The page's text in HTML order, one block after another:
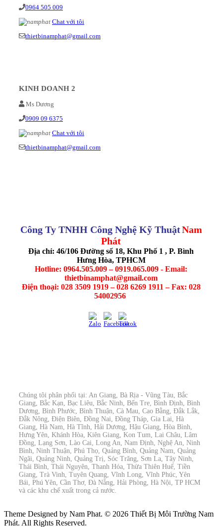
0964 505 009
Chat với tôi
thietbinamphat@gmail.com
KINH DOANH 2
Ms Dương
0909 09 6375
Chat với tôi
thietbinamphat@gmail.com
Công Ty TNHH Công Nghệ Kỹ ThuậtNam
Phát
Địa chỉ: 46/106 Đường số 18, Khu Phố 1 , P. Bình
Hưng Hòa, TPHCM
Hotline: 0964.505.009 – 0919.065.009 - Email:
thietbinamphat@gmail.com
Điện thoại: 028 3509 1919 – 028 6269 1911 – Fax: 028
54002956
Chúng tôi phân phối tại: An Giang, Bà Rịa - Vũng Tàu, Bắc
Giang, Bắc Kạn, Bạc Liêu, Bắc Ninh, Bến Tre, Bình Định, Bình
Dương, Bình Phước, Bình Thuận, Cà Mau, Cao Bằng, Đắk Lắk,
Đắk Nông, Điện Biên, Đồng Nai, Đồng Tháp, Gia Lai, Hà
Giang, Hà Nam, Hà Tĩnh, Hải Dương, Hậu Giang, Hòa Bình,
Hưng Yên, Khánh Hòa, Kiên Giang, Kon Tum, Lai Châu, Lâm
Đồng, Lạng Sơn, Lào Cai, Long An, Nam Định, Nghệ An, Ninh
Bình, Ninh Thuận, Phú Thọ, Quảng Bình, Quảng Nam, Quảng
Ngãi, Quảng Ninh, Quảng Trị, Sóc Trăng, Sơn La, Tây Ninh,
Thái Bình, Thái Nguyên, Thanh Hóa, Thừa Thiên Huế, Tiền
Giang, Trà Vinh, Tuyên Quang, Vĩnh Long, Vĩnh Phúc, Yên
Bái, Phú Yên, Cần Thơ, Đà Nẵng, Hải Phòng, Hà Nội, TP HCM
và các khu chế xuất trong cả nước.
Theme Designed by Nam Phat. © 2026 Thiết Bị Môi Trường Nam
Phát. All Rights Reserved.